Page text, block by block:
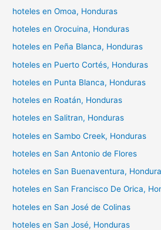
hoteles en Omoa, Honduras
hoteles en Orocuina, Honduras
hoteles en Peña Blanca, Honduras
hoteles en Puerto Cortés, Honduras
hoteles en Punta Blanca, Honduras
hoteles en Roatán, Honduras
hoteles en Salitran, Honduras
hoteles en Sambo Creek, Honduras
hoteles en San Antonio de Flores
hoteles en San Buenaventura,
hoteles en San Francisco De Orica,
hoteles en San José de Colinas
hoteles en San José, Honduras